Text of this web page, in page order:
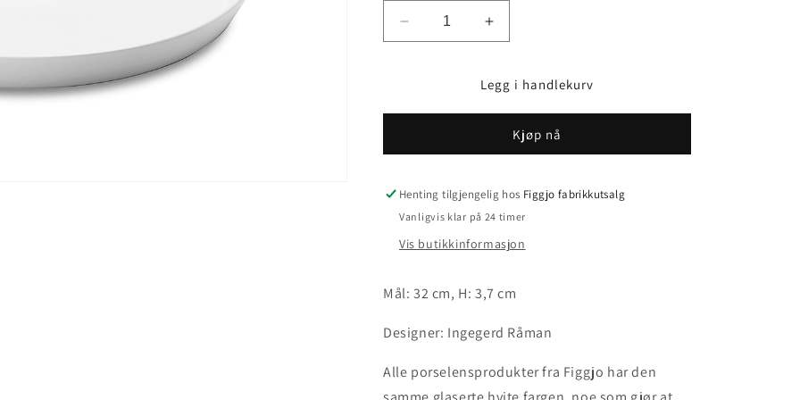
antallet
32
-
Hvit
Øk
antallet
Figgjo
32
-
Hvit
Legg i handlekurv
Kjøp nå
Henting tilgjengelig hos Figgjo fabrikkutsalg
Vanligvis klar på 24 timer
Vis butikkinformasjon
Mål: 32 cm, H: 3,7 cm
Designer: Ingegerd Råman
Alle porselensprodukter fra Figgjo har den